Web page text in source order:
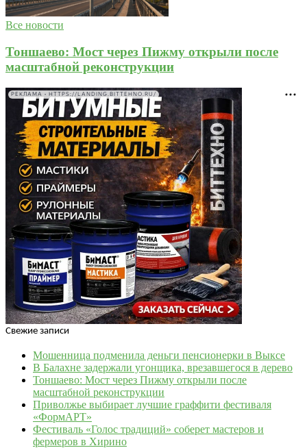
Все новости
Тоншаево: Мост через Пижму открыли после
масштабной реконструкции
РЕКЛАМА • HTTPS://LANDING.BITTEHNO.RU/
Свежие записи
Мошенница подменила деньги пенсионерки в Выксе
В Балахне задержали угонщика, врезавшегося в дерево
Тоншаево: Мост через Пижму открыли после
масштабной реконструкции
Приволжье выбирает лучшие граффити фестиваля
«ФормАРТ»
Фестиваль «Голос традиций» соберет мастеров и
фермеров в Хирино